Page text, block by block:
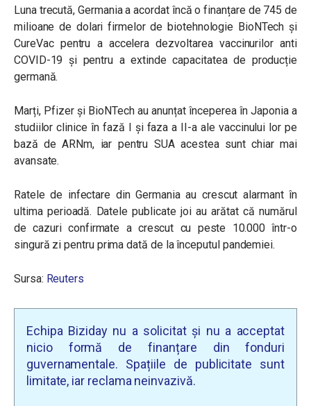
Luna trecută, Germania a acordat încă o finanțare de 745 de
milioane de dolari firmelor de biotehnologie BioNTech și
CureVac pentru a accelera dezvoltarea vaccinurilor anti
COVID-19 și pentru a extinde capacitatea de producție
germană.
Marți, Pfizer și BioNTech au anunțat începerea în Japonia a
studiilor clinice în fază I și faza a II-a ale vaccinului lor pe
bază de ARNm, iar pentru SUA acestea sunt chiar mai
avansate.
Ratele de infectare din Germania au crescut alarmant în
ultima perioadă. Datele publicate joi au arătat că numărul
de cazuri confirmate a crescut cu peste 10.000 într-o
singură zi pentru prima dată de la începutul pandemiei.
Sursa: Reuters
Echipa Biziday nu a solicitat și nu a acceptat
nicio formă de finanțare din fonduri
guvernamentale. Spațiile de publicitate sunt
limitate, iar reclama neinvazivă.